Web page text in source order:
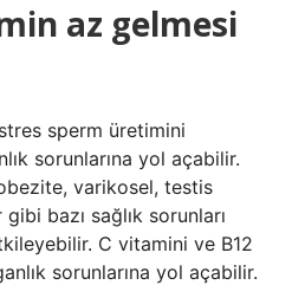
az gelmesi
sperm üretimini
sorunlarına yol açabilir.
varikosel, testis
bazı sağlık sorunları
C vitamini ve B12
sorunlarına yol açabilir.